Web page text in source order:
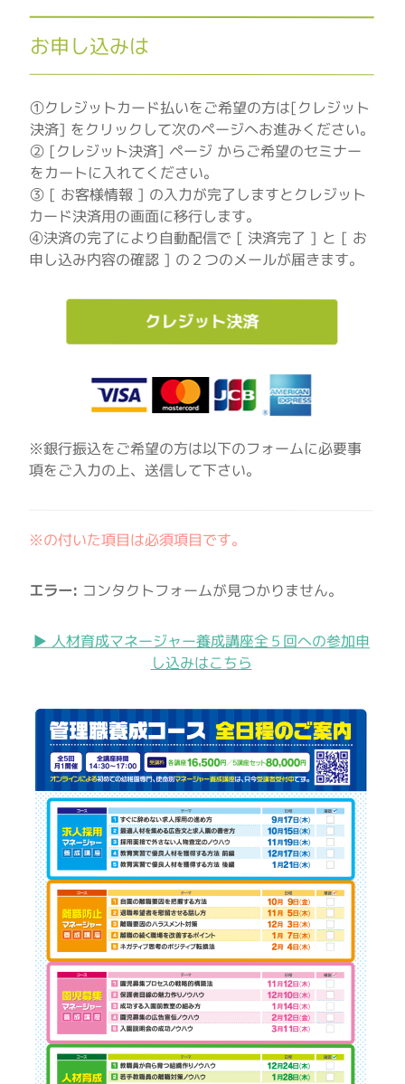
お申し込みは
①クレジットカード払いをご希望の方は[クレジット
決済] をクリックして次のページへお進みください。
② [クレジット決済] ページ からご希望のセミナー
をカートに入れてください。
③ [ お客様情報 ] の入力が完了しますとクレジット
カード決済用の画面に移行します。
④決済の完了により自動配信で [ 決済完了 ] と [ お
申し込み内容の確認 ] の２つのメールが届きます。
※銀行振込をご希望の方は以下のフォームに必要事
項をご入力の上、送信して下さい。
※の付いた項目は必須項目です。
エラー: コンタクトフォームが見つかりません。
▶︎ 人材育成マネージャー養成講座全５回への参加申
し込みはこちら